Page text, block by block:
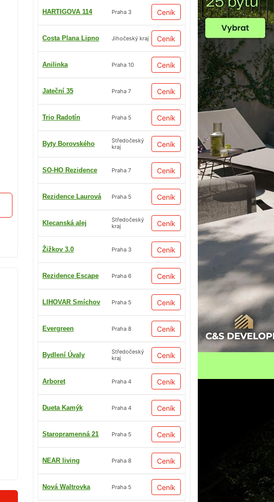
HARTIGOVA 114 Praha 3 Ceník
Costa Plana Lipno Jihočeský kraj Ceník
Anilinka Praha 10 Ceník
Jateční 35 Praha 7 Ceník
Trio Radotín Praha 5 Ceník
Byty Borovského
Středočeský
kraj
Ceník
SO-HO Rezidence Praha 7 Ceník
Rezidence Laurová Praha 5 Ceník
Klecanská alej
Středočeský
kraj
Ceník
Žižkov 3.0 Praha 3 Ceník
Rezidence Escape Praha 6 Ceník
LIHOVAR Smíchov Praha 5 Ceník
Evergreen Praha 8 Ceník
Bydlení Úvaly
Středočeský
kraj
Ceník
Arboret Praha 4 Ceník
Dueta Kamýk Praha 4 Ceník
Staropramenná 21 Praha 5 Ceník
NEAR living Praha 8 Ceník
Nová Waltrovka Praha 5 Ceník